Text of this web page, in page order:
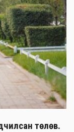
төлөв.